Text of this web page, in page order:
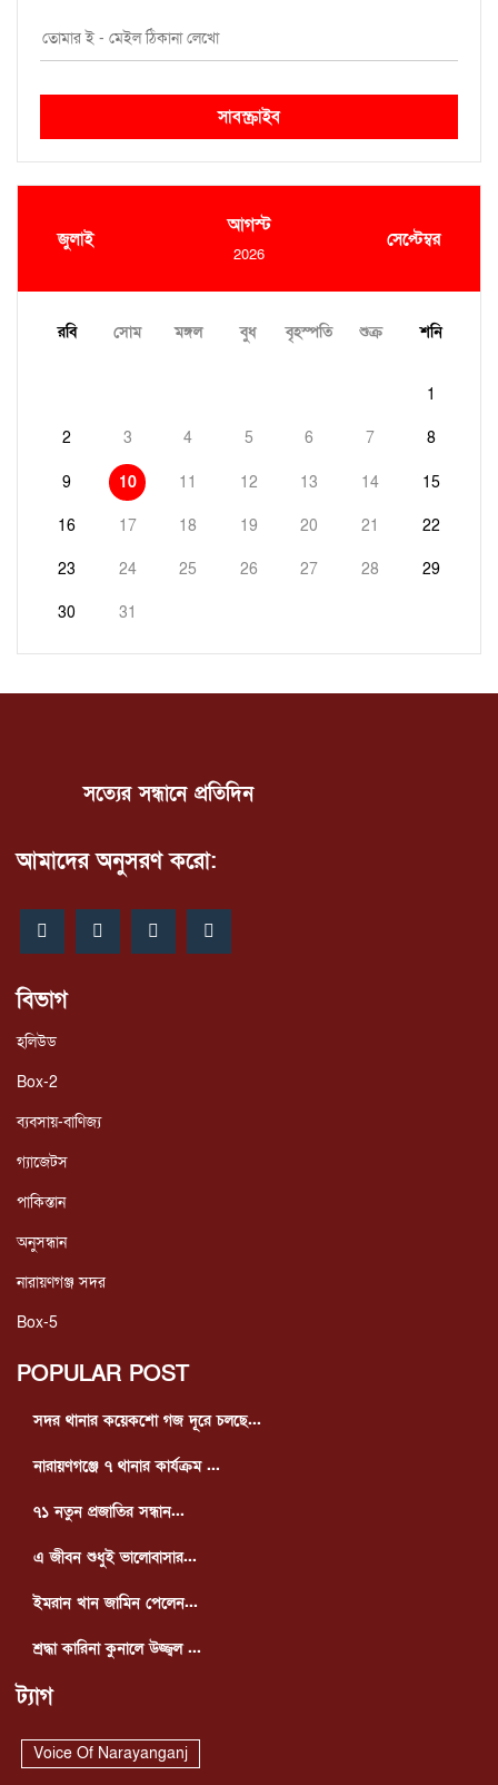
সাবস্ক্রাইব
জুলাই
আগস্ট
2026
সেপ্টেম্বর
রবি সোম মঙ্গল বুধ বৃহস্পতি শুক্র শনি
1
2 3 4 5 6 7 8
9 10 11 12 13 14 15
16 17 18 19 20 21 22
23 24 25 26 27 28 29
30 31
সত্যের সন্ধানে প্রতিদিন
আমাদের অনুসরণ করো:
বিভাগ
হলিউড
Box-2
ব্যবসায়-বাণিজ্য
গ্যাজেটস
পাকিস্তান
অনুসন্ধান
নারায়ণগঞ্জ সদর
Box-5
POPULAR POST
সদর থানার কয়েকশো গজ দূরে চলছে...
নারায়ণগঞ্জে ৭ থানার কার্যক্রম ...
৭১ নতুন প্রজাতির সন্ধান...
এ জীবন শুধুই ভালোবাসার...
ইমরান খান জামিন পেলেন...
শ্রদ্ধা কারিনা কুনালে উজ্জ্বল ...
ট্যাগ
Voice Of Narayanganj